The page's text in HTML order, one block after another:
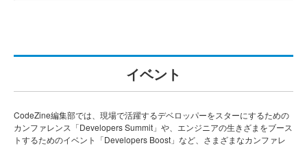
イベント
CodeZine編集部では、現場で活躍するデベロッパーをスターにするための
カンファレンス「Developers Summit」や、エンジニアの生きざまをブース
トするためのイベント「Developers Boost」など、さまざまなカンファレ